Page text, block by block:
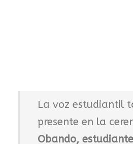
La voz estudiantil
presente en la
Obando,